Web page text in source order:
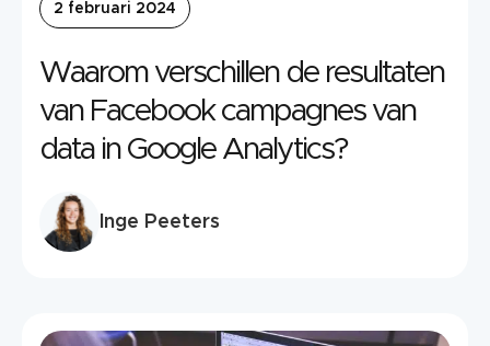
2 februari 2024
Waarom verschillen de resultaten
van Facebook campagnes van
data in Google Analytics?
Inge Peeters